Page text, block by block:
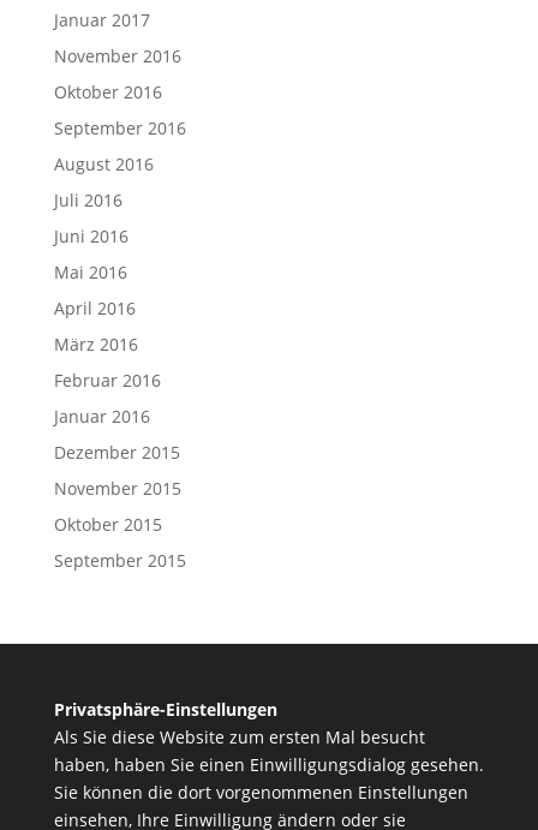
Januar 2017
November 2016
Oktober 2016
September 2016
August 2016
Juli 2016
Juni 2016
Mai 2016
April 2016
März 2016
Februar 2016
Januar 2016
Dezember 2015
November 2015
Oktober 2015
September 2015
Privatsphäre-Einstellungen
Als Sie diese Website zum ersten Mal besucht
haben, haben Sie einen Einwilligungsdialog gesehen.
Sie können die dort vorgenommenen Einstellungen
einsehen, Ihre Einwilligung ändern oder sie